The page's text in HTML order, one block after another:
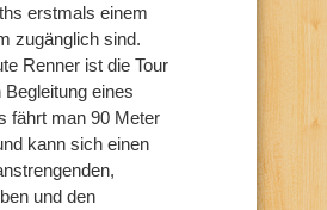
erstmals einem
zugänglich sind.
Renner ist die Tour
Begleitung eines
fährt man 90 Meter
kann sich einen
und den